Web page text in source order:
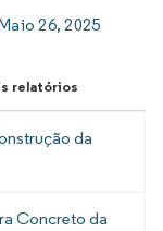
26, 2025
relatórios
da
Concreto da